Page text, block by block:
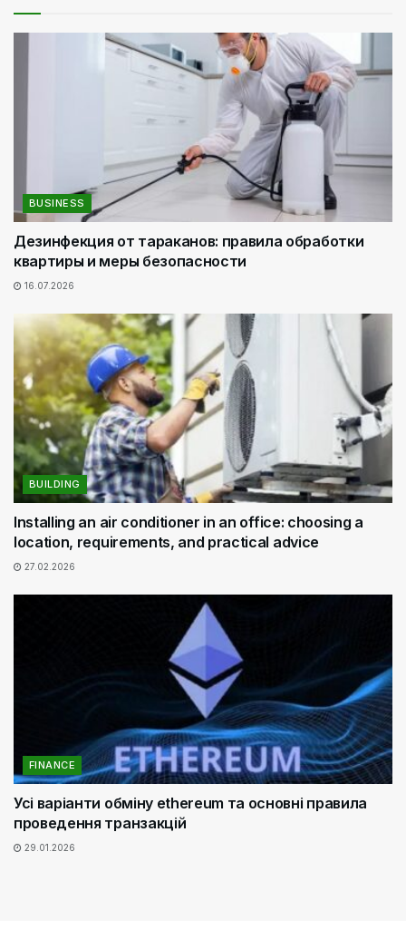
BUSINESS
Дезинфекция от тараканов: правила обработки
квартиры и меры безопасности
16.07.2026
BUILDING
Installing an air conditioner in an office: choosing a
location, requirements, and practical advice
27.02.2026
FINANCE
Усі варіанти обміну ethereum та основні правила
проведення транзакцій
29.01.2026